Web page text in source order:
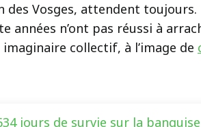
des Vosges, attendent
années n’ont pas réussi à
collectif, à l’image de
jours de survie sur la